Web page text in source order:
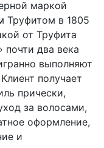
маркой
Труфитом в 1805
от Труфита
почти два века
выполняют
получает
прически,
за волосами,
оформление,
и